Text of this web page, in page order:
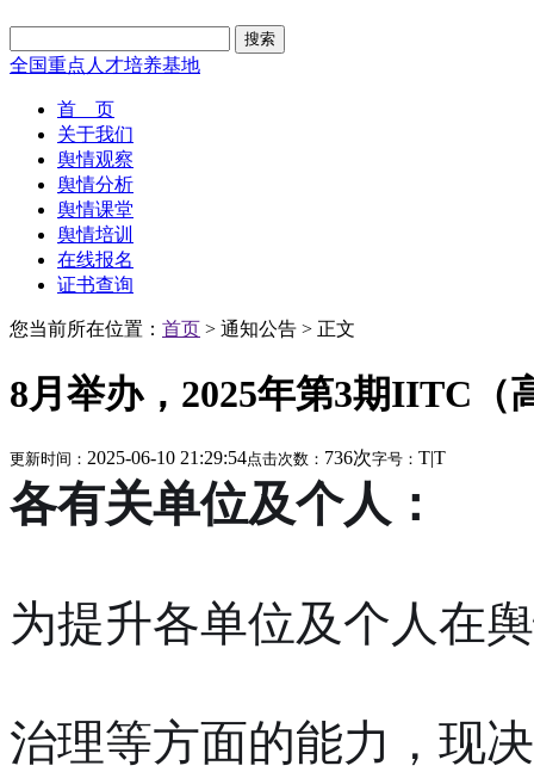
搜索
全国重点人才培养基地
首 页
关于我们
舆情观察
舆情分析
舆情课堂
舆情培训
在线报名
证书查询
您当前所在位置： 首页 > 通知公告 > 正文
8月举办，2025年第3期IITC（
更新时间： 2025-06-10 21:29:54点击次数： 736次字号： T|T
各有关单位及个人：
为提升各单位及个人在
治理等方面的能力，现